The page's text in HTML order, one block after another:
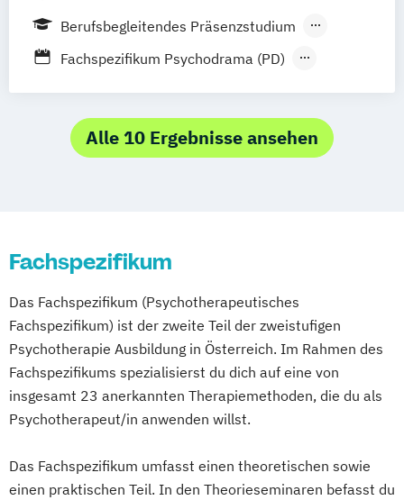
Interventionen
Kinder- und Jugendlichenpsychotherapie
Psychotherapiewissenschaft
Psychotherapy Science
Zahnmedizin)
Berufsbegleitendes Präsenzstudium
Vollzeit
Fachspezifikum Psychodrama (PD)
Alle 10 Ergebnisse ansehen
Fachspezifikum
Das Fachspezifikum (Psychotherapeutisches
Fachspezifikum) ist der zweite Teil der zweistufigen
Psychotherapie Ausbildung in Österreich. Im Rahmen des
Fachspezifikums spezialisierst du dich auf eine von
insgesamt 23 anerkannten Therapiemethoden, die du als
Psychotherapeut/in anwenden willst.
Das Fachspezifikum umfasst einen theoretischen sowie
einen praktischen Teil. In den Theorieseminaren befasst du